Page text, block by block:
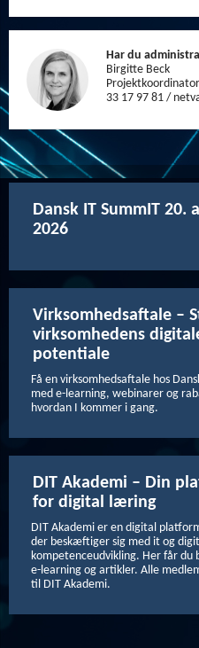
Har du
Birgitte Beck
Projektkoordinator
33 17 97 81 /
Dansk IT SummIT 20.
2026
Virksomhedsaftale –
virksomhedens
potentiale
Få en virksomhedsaftale hos
med e-learning, webinarer og
hvordan I kommer i gang.
DIT Akademi – Din
for digital læring
DIT Akademi er en digital
der beskæftiger sig med it og
kompetenceudvikling. Her får du
e-learning og artikler. Alle
til DIT Akademi.